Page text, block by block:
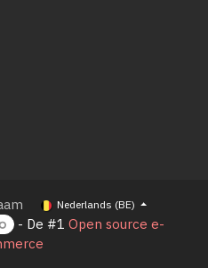
Nederlands (BE)
- De #1 Open source e-